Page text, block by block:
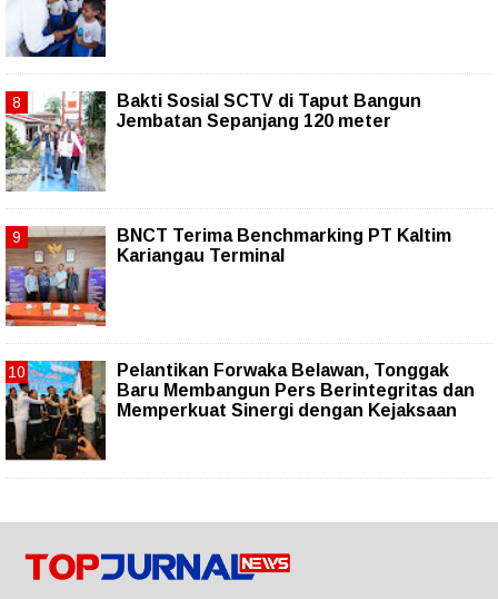
Bakti Sosial SCTV di Taput Bangun
Jembatan Sepanjang 120 meter
BNCT Terima Benchmarking PT Kaltim
Kariangau Terminal
Pelantikan Forwaka Belawan, Tonggak
Baru Membangun Pers Berintegritas dan
Memperkuat Sinergi dengan Kejaksaan